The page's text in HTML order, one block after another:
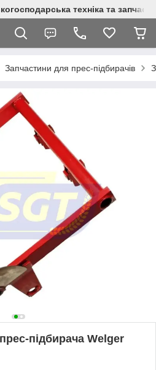
техніка та
Запчастини для прес-підбирачів
підбирача Welger